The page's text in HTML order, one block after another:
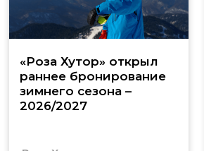
«Роза Хутор» открыл
раннее бронирование
зимнего сезона –
2026/2027